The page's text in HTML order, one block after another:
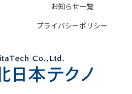
お知らせ一覧
プライバシーポリシー